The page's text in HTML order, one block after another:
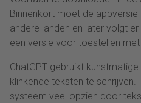
Binnenkort moet de
andere landen en later volgt
een versie voor toestellen
ChatGPT gebruikt
klinkende teksten te
systeem veel opzien door